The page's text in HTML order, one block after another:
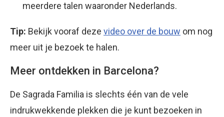
meerdere talen waaronder Nederlands.
Tip: Bekijk vooraf deze video over de bouw om nog
meer uit je bezoek te halen.
Meer ontdekken in Barcelona?
De Sagrada Familia is slechts één van de vele
indrukwekkende plekken die je kunt bezoeken in